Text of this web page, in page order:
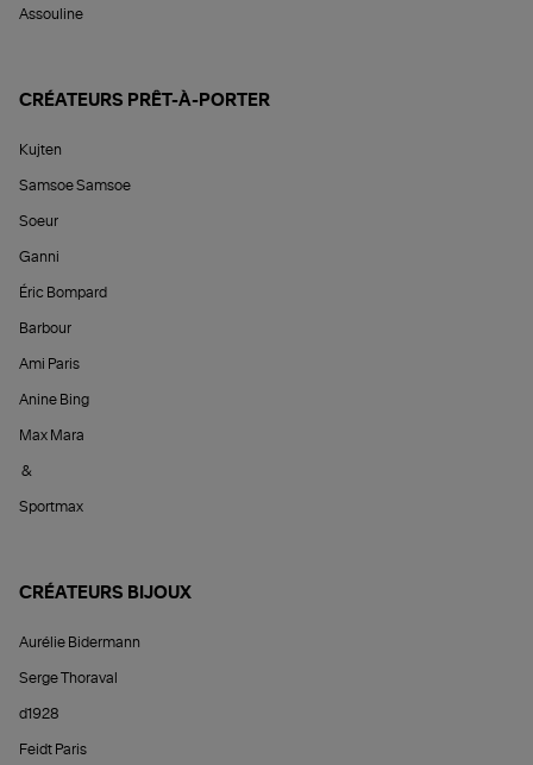
Assouline
CRÉATEURS PRÊT-À-PORTER
Kujten
Samsoe Samsoe
Soeur
Ganni
Éric Bompard
Barbour
Ami Paris
Anine Bing
Max Mara
&
Sportmax
CRÉATEURS BIJOUX
Aurélie Bidermann
Serge Thoraval
d1928
Feidt Paris